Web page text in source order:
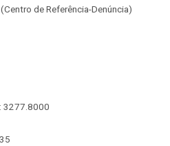
de Referência-Denúncia)
3277.8000